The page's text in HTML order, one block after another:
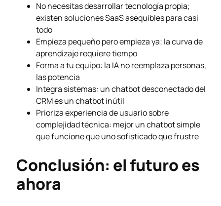
No necesitas desarrollar tecnología propia;
existen soluciones SaaS asequibles para casi
todo
Empieza pequeño pero empieza ya; la curva de
aprendizaje requiere tiempo
Forma a tu equipo: la IA no reemplaza personas,
las potencia
Integra sistemas: un chatbot desconectado del
CRM es un chatbot inútil
Prioriza experiencia de usuario sobre
complejidad técnica: mejor un chatbot simple
que funcione que uno sofisticado que frustre
Conclusión: el futuro es
ahora